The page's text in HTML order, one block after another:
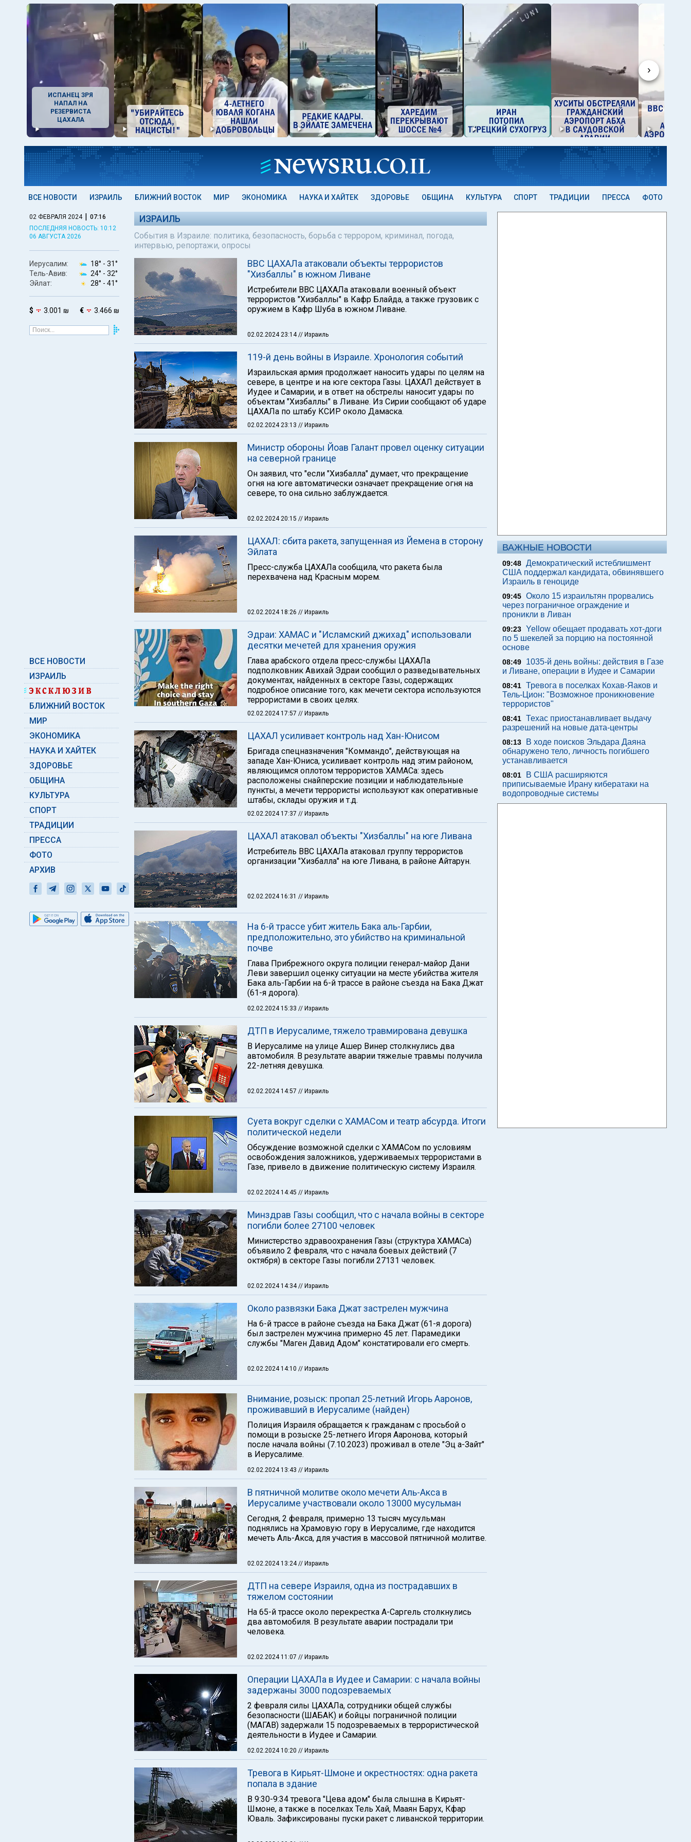
›
ИСПАНЕЦ ЗРЯ
НАПАЛ НА
РЕЗЕРВИСТА
ЦАХАЛА
ВСЕ НОВОСТИ ИЗРАИЛЬ БЛИЖНИЙ ВОСТОК МИР ЭКОНОМИКА НАУКА И ХАЙТЕК ЗДОРОВЬЕ ОБЩИНА КУЛЬТУРА СПОРТ ТРАДИЦИИ ПРЕССА ФОТО
02 ФЕВРАЛЯ 2024 | 07:16
ПОСЛЕДНЯЯ НОВОСТЬ: 10:12
06 АВГУСТА 2026
Иерусалим: 18° - 31°
Тель-Авив:
24° - 32°
Эйлат:
28° - 41°
$ 3.001 ₪ € 3.466 ₪
ВСЕ НОВОСТИ
ИЗРАИЛЬ
БЛИЖНИЙ ВОСТОК
МИР
ЭКОНОМИКА
НАУКА И ХАЙТЕК
ЗДОРОВЬЕ
ОБЩИНА
КУЛЬТУРА
СПОРТ
ТРАДИЦИИ
ПРЕССА
ФОТО
АРХИВ
ИЗРАИЛЬ
События в Израиле: политика, безопасность, борьба с террором, криминал, погода,
интервью, репортажи, опросы
ВВС ЦАХАЛа атаковали объекты террористов
"Хизбаллы" в южном Ливане
Истребители ВВС ЦАХАЛа атаковали военный объект
террористов "Хизбаллы" в Кафр Блайда, а также грузовик с
оружием в Кафр Шуба в южном Ливане.
02.02.2024 23:14// Израиль
119-й день войны в Израиле. Хронология событий
Израильская армия продолжает наносить удары по целям на
севере, в центре и на юге сектора Газы. ЦАХАЛ действует в
Иудее и Самарии, и в ответ на обстрелы наносит удары по
объектам "Хизбаллы" в Ливане. Из Сирии сообщают об ударе
ЦАХАЛа по штабу КСИР около Дамаска.
02.02.2024 23:13 // Израиль
Министр обороны Йоав Галант провел оценку ситуации
на северной границе
Он заявил, что "если "Хизбалла" думает, что прекращение
огня на юге автоматически означает прекращение огня на
севере, то она сильно заблуждается.
02.02.2024 20:15 // Израиль
ЦАХАЛ: сбита ракета, запущенная из Йемена в сторону
Эйлата
Пресс-служба ЦАХАЛа сообщила, что ракета была
перехвачена над Красным морем.
02.02.2024 18:26 // Израиль
Эдраи: ХАМАС и "Исламский джихад" использовали
десятки мечетей для хранения оружия
Глава арабского отдела пресс-службы ЦАХАЛа
подполковник Авихай Эдраи сообщил о разведывательных
документах, найденных в секторе Газы, содержащих
подробное описание того, как мечети сектора используются
террористами в своих целях.
02.02.2024 17:57 // Израиль
ЦАХАЛ усиливает контроль над Хан-Юнисом
Бригада спецназначения "Коммандо", действующая на
западе Хан-Юниса, усиливает контроль над этим районом,
являющимся оплотом террористов ХАМАСа: здесь
расположены снайперские позиции и наблюдательные
пункты, а мечети террористы используют как оперативные
штабы, склады оружия и т.д.
02.02.2024 17:37 // Израиль
ЦАХАЛ атаковал объекты "Хизбаллы" на юге Ливана
Истребитель ВВС ЦАХАЛа атаковал группу террористов
организации "Хизбалла" на юге Ливана, в районе Айтарун.
02.02.2024 16:31 // Израиль
На 6-й трассе убит житель Бака аль-Гарбии,
предположительно, это убийство на криминальной
почве
Глава Прибрежного округа полиции генерал-майор Дани
Леви завершил оценку ситуации на месте убийства жителя
Бака аль-Гарбии на 6-й трассе в районе съезда на Бака Джат
(61-я дорога).
02.02.2024 15:33 // Израиль
ДТП в Иерусалиме, тяжело травмирована девушка
В Иерусалиме на улице Ашер Винер столкнулись два
автомобиля. В результате аварии тяжелые травмы получила
22-летняя девушка.
02.02.2024 14:57 // Израиль
Суета вокруг сделки с ХАМАСом и театр абсурда. Итоги
политической недели
Обсуждение возможной сделки с ХАМАСом по условиям
освобождения заложников, удерживаемых террористами в
Газе, привело в движение политическую систему Израиля.
02.02.2024 14:45 // Израиль
Минздрав Газы сообщил, что с начала войны в секторе
погибли более 27100 человек
Министерство здравоохранения Газы (структура ХАМАСа)
объявило 2 февраля, что с начала боевых действий (7
октября) в секторе Газы погибли 27131 человек.
02.02.2024 14:34// Израиль
Около развязки Бака Джат застрелен мужчина
На 6-й трассе в районе съезда на Бака Джат (61-я дорога)
был застрелен мужчина примерно 45 лет. Парамедики
службы "Маген Давид Адом" констатировали его смерть.
02.02.2024 14:10 // Израиль
Внимание, розыск: пропал 25-летний Игорь Ааронов,
проживавший в Иерусалиме (найден)
Полиция Израиля обращается к гражданам с просьбой о
помощи в розыске 25-летнего Игоря Ааронова, который
после начала войны (7.10.2023) проживал в отеле "Эц а-Зайт"
в Иерусалиме.
02.02.2024 13:43 // Израиль
В пятничной молитве около мечети Аль-Акса в
Иерусалиме участвовали около 13000 мусульман
Сегодня, 2 февраля, примерно 13 тысяч мусульман
поднялись на Храмовую гору в Иерусалиме, где находится
мечеть Аль-Акса, для участия в массовой пятничной молитве.
02.02.2024 13:24// Израиль
ДТП на севере Израиля, одна из пострадавших в
тяжелом состоянии
На 65-й трассе около перекрестка А-Саргель столкнулись
два автомобиля. В результате аварии пострадали три
человека.
02.02.2024 11:07 // Израиль
Операции ЦАХАЛа в Иудее и Самарии: с начала войны
задержаны 3000 подозреваемых
2 февраля силы ЦАХАЛа, сотрудники общей службы
безопасности (ШАБАК) и бойцы пограничной полиции
(МАГАВ) задержали 15 подозреваемых в террористической
деятельности в Иудее и Самарии.
02.02.2024 10:20 // Израиль
Тревога в Кирьят-Шмоне и окрестностях: одна ракета
попала в здание
В 9:30-9:34 тревога "Цева адом" была слышна в Кирьят-
Шмоне, а также в поселках Тель Хай, Мааян Барух, Кфар
Юваль. Зафиксированы пуски ракет с ливанской территории.
ВАЖНЫЕ НОВОСТИ
09:48 Демократический истеблишмент
США поддержал кандидата, обвинявшего
Израиль в геноциде
09:45 Около 15 израильтян прорвались
через пограничное ограждение и
проникли в Ливан
09:23 Yellow обещает продавать хот-доги
по 5 шекелей за порцию на постоянной
основе
08:49
1035-й день войны: действия в Газе
и Ливане, операции в Иудее и Самарии
08:41 Тревога в поселках Кохав-Яаков и
Тель-Цион: "Возможное проникновение
террористов"
08:41 Техас приостанавливает выдачу
разрешений на новые дата-центры
08:13
В ходе поисков Эльдара Даяна
обнаружено тело, личность погибшего
устанавливается
08:01
В США расширяются
приписываемые Ирану кибератаки на
водопроводные системы